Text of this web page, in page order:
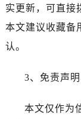
实更新，可直接
本文建议收藏备
认。
3、免责声
本文仅作为